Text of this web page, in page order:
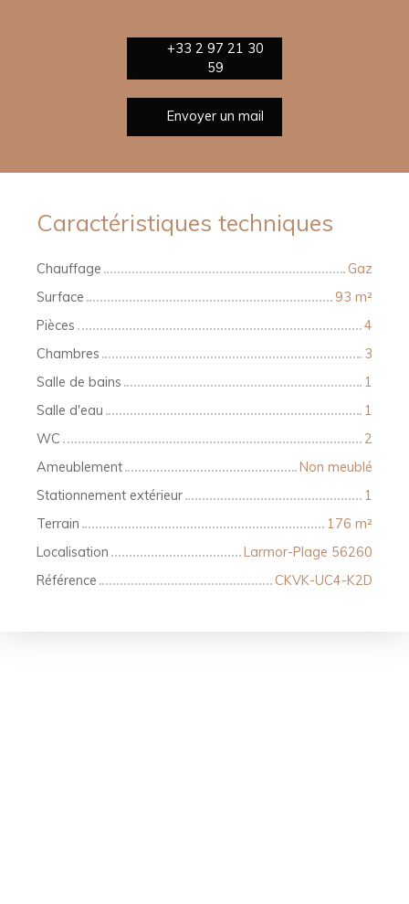
+33 2 97 21 30
59
Envoyer un mail
Caractéristiques techniques
Chauffage
Gaz
Surface
93 m²
Pièces
4
Chambres
3
Salle de bains
1
Salle d'eau
1
WC
2
Ameublement
Non meublé
Stationnement extérieur
1
Terrain
176 m²
Localisation
Larmor-Plage 56260
Référence
CKVK-UC4-K2D